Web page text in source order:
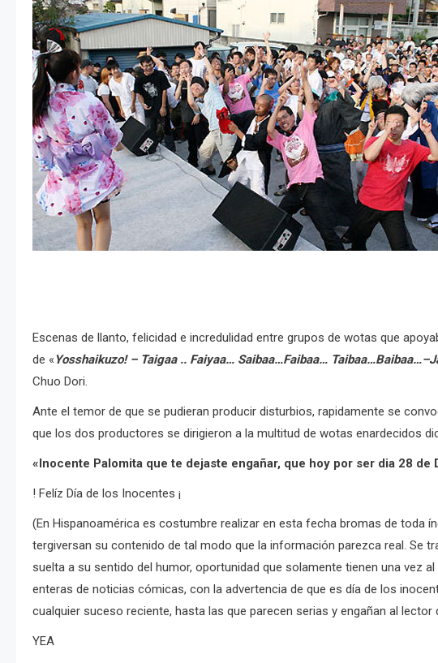
Escenas de llanto, felicidad e incredulidad entre grupos de wotas que
de «Yosshaikuzo! – Taigaa .. Faiyaa… Saibaa…Faibaa…
Chuo Dori.
Ante el temor de que se pudieran producir disturbios, rapidamente se
que los dos productores se dirigieron a la multitud de wotas enardecidos
«Inocente Palomita que te dejaste engañar, que hoy por ser dia 28
! Felíz Día de los Inocentes ¡
(En Hispanoamérica es costumbre realizar en esta fecha bromas de toda
tergiversan su contenido de tal modo que la información parezca real. Se
suelta a su sentido del humor, oportunidad que solamente tienen una vez
enteras de noticias cómicas, con la advertencia de que es día de los
cualquier suceso reciente, hasta las que parecen serias y engañan al lector
YEA